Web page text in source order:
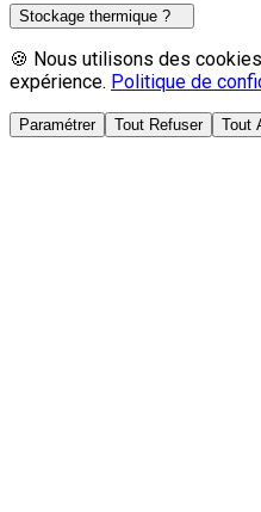
Stockage thermique ?
🍪 Nous utilisons des
expérience. Politique de
Paramétrer Tout Refuser Tout